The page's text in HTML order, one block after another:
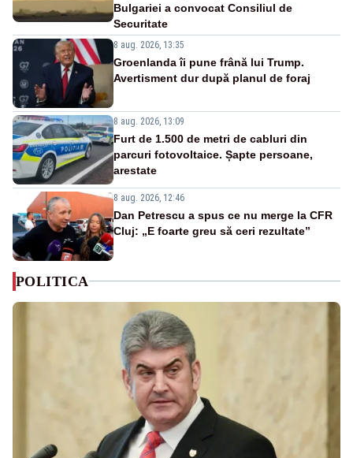
Bulgariei a convocat Consiliul de
Securitate
8 aug. 2026, 13:35
Groenlanda îi pune frână lui Trump.
Avertisment dur după planul de foraj
8 aug. 2026, 13:09
Furt de 1.500 de metri de cabluri din
parcuri fotovoltaice. Șapte persoane,
arestate
8 aug. 2026, 12:46
Dan Petrescu a spus ce nu merge la CFR
Cluj: „E foarte greu să ceri rezultate”
POLITICA